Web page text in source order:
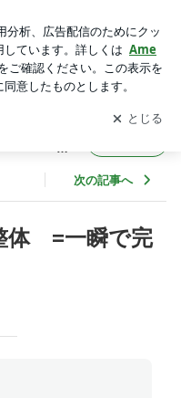
サイエンス専門学院
室 = 公
通知
を受け取りまし
開く
学院
次の記事へ
体 =一瞬で完